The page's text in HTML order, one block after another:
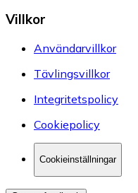
Villkor
Användarvillkor
Tävlingsvillkor
Integritetspolicy
Cookiepolicy
Cookieinställningar